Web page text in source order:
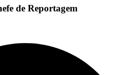
de Reportagem